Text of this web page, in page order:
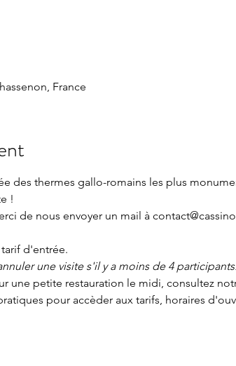
France
des thermes gallo-romains les plus
!
de nous envoyer un mail à
d'entrée.
une visite s'il y a moins de 4 participants.
une petite restauration le midi, consultez
pour accèder aux tarifs, horaires